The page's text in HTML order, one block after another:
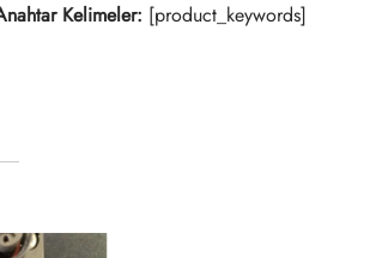
Kelimeler: [product_keywords]